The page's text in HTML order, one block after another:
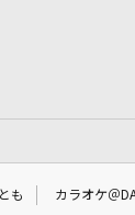
も カラオケ＠